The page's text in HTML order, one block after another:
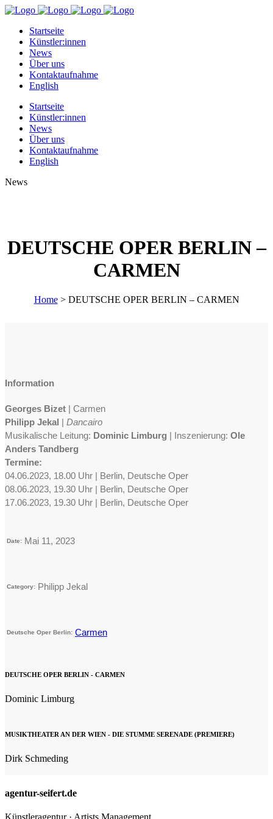
Startseite
Künstler:innen
News
Über uns
Kontaktaufnahme
English
Startseite
Künstler:innen
News
Über uns
Kontaktaufnahme
English
News
DEUTSCHE OPER BERLIN –
CARMEN
Home> DEUTSCHE OPER BERLIN – CARMEN
Information
Georges Bizet | Carmen
Philipp Jekal | Dancairo
Musikalische Leitung: Dominic Limburg | Inszenierung: Ole
Anders Tandberg
Termine:
04.06.2023, 18.00 Uhr | Berlin, Deutsche Oper
08.06.2023, 19.30 Uhr | Berlin, Deutsche Oper
17.06.2023, 19.30 Uhr | Berlin, Deutsche Oper
Date: Mai 11, 2023
Category: Philipp Jekal
Deutsche Oper Berlin: Carmen
DEUTSCHE OPER BERLIN - CARMEN
Dominic Limburg
MUSIKTHEATER AN DER WIEN - DIE STUMME SERENADE (PREMIERE)
Dirk Schmeding
agentur-seifert.de